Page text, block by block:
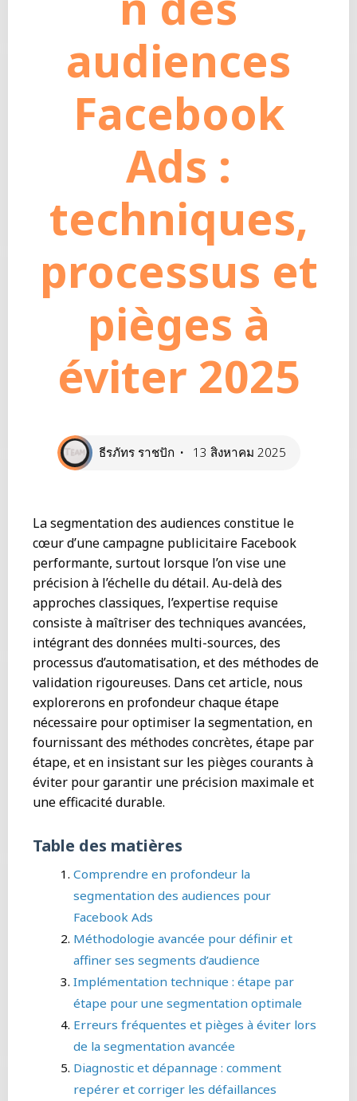
audiences
Facebook
Ads :
techniques,
processus et
pièges à
éviter 2025
ธีรภัทร ราชปัก 13 สิงหาคม 2025
La segmentation des audiences constitue le
cœur d’une campagne publicitaire Facebook
performante, surtout lorsque l’on vise une
précision à l’échelle du détail. Au-delà des
approches classiques, l’expertise requise
consiste à maîtriser des techniques avancées,
intégrant des données multi-sources, des
processus d’automatisation, et des méthodes de
validation rigoureuses. Dans cet article, nous
explorerons en profondeur chaque étape
nécessaire pour optimiser la segmentation, en
fournissant des méthodes concrètes, étape par
étape, et en insistant sur les pièges courants à
éviter pour garantir une précision maximale et
une efficacité durable.
Table des matières
Comprendre en profondeur la
segmentation des audiences pour
Facebook Ads
Méthodologie avancée pour définir et
affiner ses segments d’audience
Implémentation technique : étape par
étape pour une segmentation optimale
Erreurs fréquentes et pièges à éviter lors
de la segmentation avancée
Diagnostic et dépannage : comment
repérer et corriger les défaillances